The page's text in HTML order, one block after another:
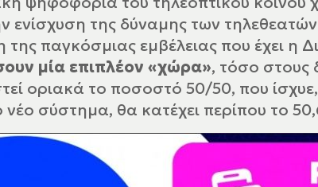
ενίσχυση της δύναμης των
της παγκόσμιας εμβέλειας που έχει η
μία επιπλέον «χώρα», τόσο στους
οριακά το ποσοστό 50/50, που
νέο σύστημα, θα κατέχει περίπου το